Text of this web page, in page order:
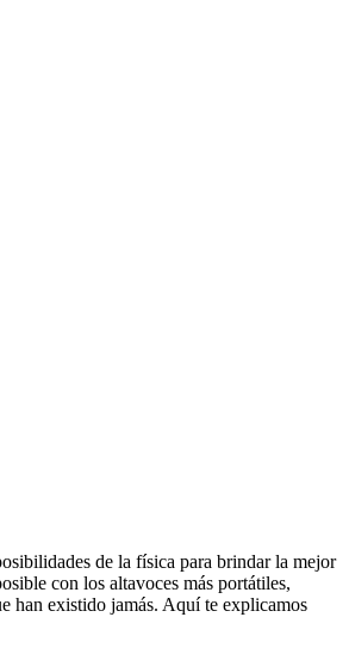
de la física para brindar la mejor
con los altavoces más portátiles,
han existido jamás. Aquí te explicamos